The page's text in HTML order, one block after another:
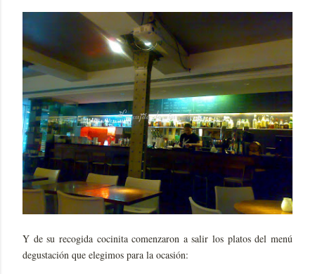
Y de su recogida cocinita comenzaron a salir los platos del menú
degustación que elegimos para la ocasión: